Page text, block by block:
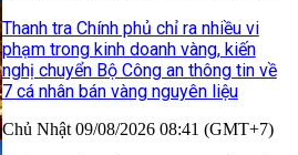
Thanh tra Chính phủ chỉ ra nhiều vi
phạm trong kinh doanh vàng, kiến
nghị chuyển Bộ Công an thông tin về
7 cá nhân bán vàng nguyên liệu
Chủ Nhật 09/08/2026 08:41 (GMT+7)